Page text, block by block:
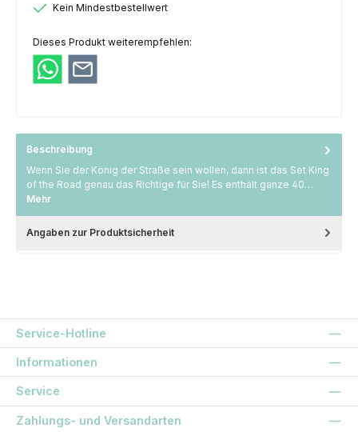
Kein Mindestbestellwert
Dieses Produkt weiterempfehlen:
Beschreibung
Wenn Sie der König der Straße sein wollen, dann ist das Set King
of the Road genau das Richtige für Sie! Es enthält ganze 40…
Mehr
Angaben zur Produktsicherheit
Service-Hotline
Informationen
Service
Zahlungs- und Versandarten